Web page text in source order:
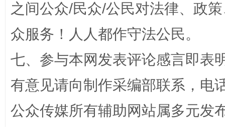
招工难、用工荒背后
之间公众/民众/公民对法律、政
众服务！人人都作守法公民。
七、参与本网发表评论感言即表
有意见请向制作采编部联系，电
公众传媒所有辅助网站属多元发